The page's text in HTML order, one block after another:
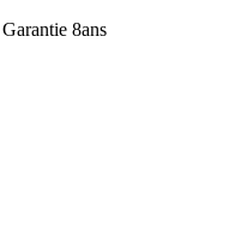
8ans